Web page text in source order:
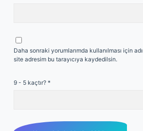
Daha sonraki yorumlarımda kullanılması için
site adresim bu tarayıcıya kaydedilsin.
9 - 5 kaçtır? *